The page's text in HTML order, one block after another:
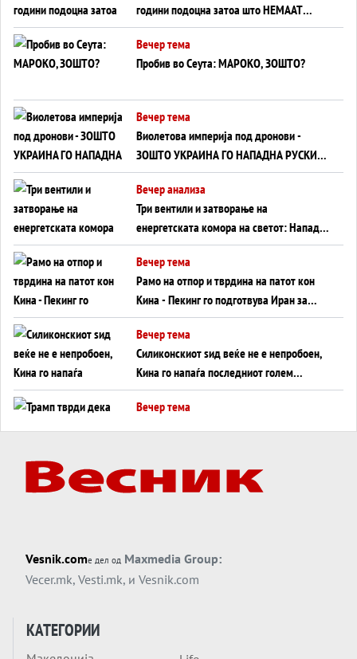
години подоцна затоа што НЕМААТ
ВНУЦИ ДА ГИ ЗАМЕНАТ
Вечер тема
Пробив во Сеута: МАРОКО, ЗОШТО?
Вечер тема
Виолетова империја под дронови -
ЗОШТО УКРАИНА ГО НАПАДНА РУСКИОТ
WILDBERRIES
Вечер анализа
Три вентили и затворање на
енергетската комора на светот: Нападот
во Суец најавува глобален енергетски
инфаркт?
Вечер тема
Рамо на отпор и тврдина на патот кон
Кина - Пекинг го подготвува Иран за
американска копнена инвазија
Вечер тема
Силиконскиот ѕид веќе не е непробоен,
Кина го напаѓа последниот голем
монопол на Западот?
Вечер тема
Вечер тема
ДЛАБОКО УДОЛУ: Сметководствените
Вечер тема
АТОМСКО ДОМИНО НА БЛИСКИОТ
ИСТОК
Vesnik.comе дел од Maxmedia Group:
Vecer.mk, Vesti.mk, и Vesnik.com
КАТЕГОРИИ